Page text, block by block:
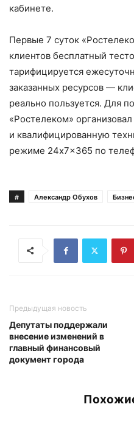
кабинете.
Первые 7 суток
клиентов бесплатный
тарифицируется
заказанных ресурсов —
реально пользуется. Для
«Ростелеком»
и квалифицированную
режиме 24x7x365 по
# Александр Обухов
Предыдущая новость
Депутаты поддержали
внесение изменений в
главный финансовый
документ города